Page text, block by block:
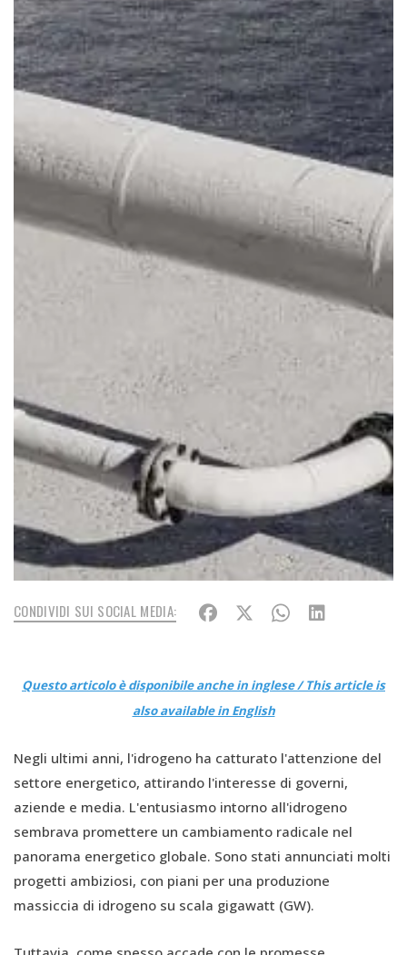
CONDIVIDI SUI SOCIAL MEDIA:
Questo articolo è disponibile anche in inglese / This article is
also available in English
Negli ultimi anni, l'idrogeno ha catturato l'attenzione del
settore energetico, attirando l'interesse di governi,
aziende e media. L'entusiasmo intorno all'idrogeno
sembrava promettere un cambiamento radicale nel
panorama energetico globale. Sono stati annunciati molti
progetti ambiziosi, con piani per una produzione
massiccia di idrogeno su scala gigawatt (GW).